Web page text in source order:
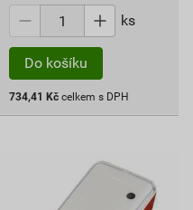
ks
Do košíku
734,41 Kč celkem s DPH